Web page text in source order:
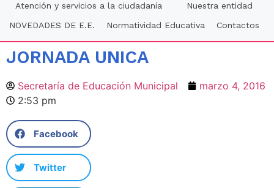
Atención y servicios a la ciudadania
Nuestra entidad
NOVEDADES DE E.E.
Normatividad Educativa Contactos
JORNADA UNICA
Secretaría de Educación Municipal
marzo 4, 2016
2:53 pm
Facebook
Twitter